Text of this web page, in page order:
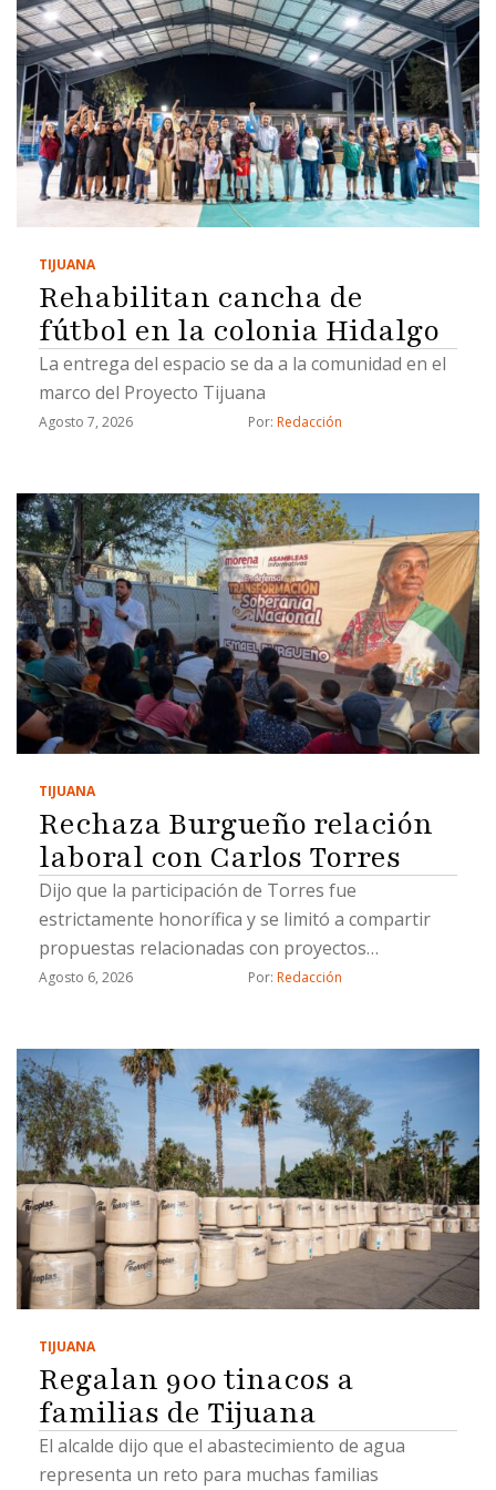
TIJUANA
Rehabilitan cancha de
fútbol en la colonia Hidalgo
La entrega del espacio se da a la comunidad en el
marco del Proyecto Tijuana
Agosto 7, 2026 Por: Redacción
TIJUANA
Rechaza Burgueño relación
laboral con Carlos Torres
Dijo que la participación de Torres fue
estrictamente honorífica y se limitó a compartir
propuestas relacionadas con proyectos
estratégicos
Agosto 6, 2026 Por: Redacción
TIJUANA
Regalan 900 tinacos a
familias de Tijuana
El alcalde dijo que el abastecimiento de agua
representa un reto para muchas familias